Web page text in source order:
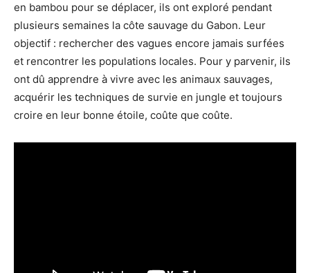
en bambou pour se déplacer, ils ont exploré pendant
plusieurs semaines la côte sauvage du Gabon. Leur
objectif : rechercher des vagues encore jamais surfées
et rencontrer les populations locales. Pour y parvenir, ils
ont dû apprendre à vivre avec les animaux sauvages,
acquérir les techniques de survie en jungle et toujours
croire en leur bonne étoile, coûte que coûte.